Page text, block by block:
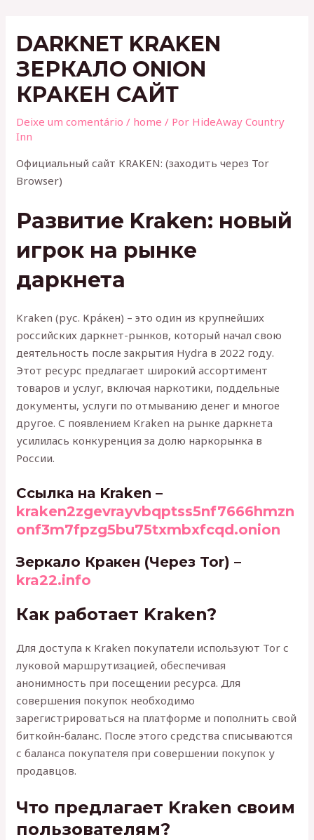
conteúdo
DARKNET KRAKEN
ЗЕРКАЛО ONION
КРАКЕН САЙТ
Deixe um comentário / home / Por HideAway Country
Inn
Официальный сайт KRAKEN: (заходить через Tor
Browser)
Развитие Kraken: новый
игрок на рынке
даркнета
Kraken (рус. Кра́кен) – это один из крупнейших
российских даркнет-рынков, который начал свою
деятельность после закрытия Hydra в 2022 году.
Этот ресурс предлагает широкий ассортимент
товаров и услуг, включая наркотики, поддельные
документы, услуги по отмыванию денег и многое
другое. С появлением Kraken на рынке даркнета
усилилась конкуренция за долю наркорынка в
России.
Cсылка на Kraken –
kraken2zgevrayvbqptss5nf7666hmzn
onf3m7fpzg5bu75txmbxfcqd.onion
Зеркало Кракен (Через Tor) –
kra22.info
Как работает Kraken?
Для доступа к Kraken покупатели используют Tor с
луковой маршрутизацией, обеспечивая
анонимность при посещении ресурса. Для
совершения покупок необходимо
зарегистрироваться на платформе и пополнить свой
биткойн-баланс. После этого средства списываются
с баланса покупателя при совершении покупок у
продавцов.
Что предлагает Kraken своим
пользователям?